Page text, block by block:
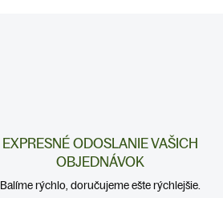
EXPRESNÉ ODOSLANIE VAŠICH
OBJEDNÁVOK
Balíme rýchlo, doručujeme ešte rýchlejšie.